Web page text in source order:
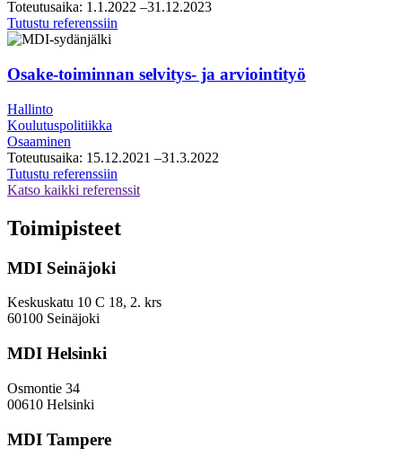
Toteutusaika: 1.1.2022 –31.12.2023
Tutustu referenssiin
konsultointipalveluiden
puitesopimus
Osake-toiminnan selvitys- ja arviointityö
Hallinto
Koulutuspolitiikka
Osaaminen
Toteutusaika: 15.12.2021 –31.3.2022
Tutustu referenssiin
toiminnan
ja
arviointityö
Katso kaikki referenssit
Toimipisteet
MDI Seinäjoki
Keskuskatu 10 C 18, 2. krs
60100 Seinäjoki
MDI Helsinki
Osmontie 34
00610 Helsinki
MDI Tampere